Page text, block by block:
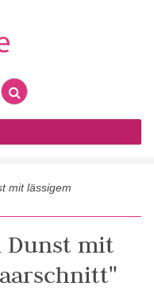
mit lässigem
Dunst mit